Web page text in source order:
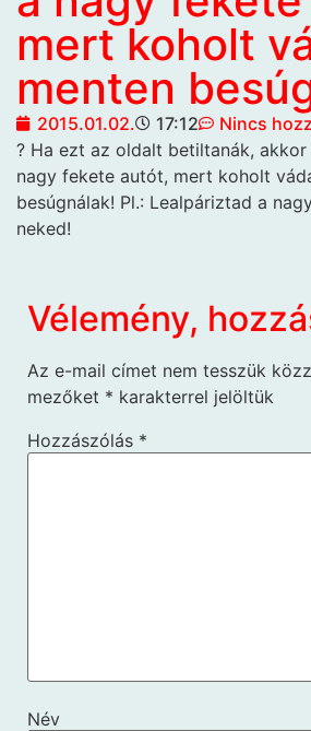
mert koholt
menten
2015.01.02. 17:12
Nincs
? Ha ezt az oldalt betiltanák, akkor
nagy fekete autót, mert koholt
besúgnálak! Pl.: Lealpáriztad a
neked!
Vélemény,
Az e-mail címet nem tesszük
mezőket * karakterrel jelöltük
Hozzászólás *
Név